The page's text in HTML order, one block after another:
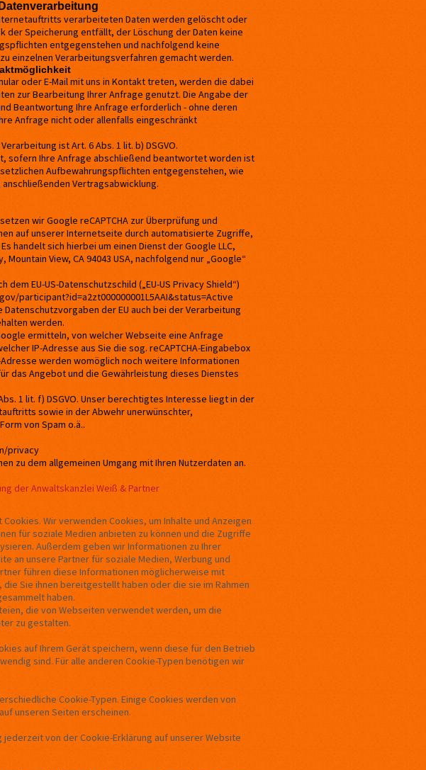
verarbeiteten Daten werden gelöscht oder
der Speicherung entfällt, der Löschung der Daten keine
entgegenstehen und nachfolgend keine
einzelnen Verarbeitungsverfahren gemacht werden.
oder E-Mail mit uns in Kontakt treten, werden die dabei
zur Bearbeitung Ihrer Anfrage genutzt. Die Angabe der
Beantwortung Ihre Anfrage erforderlich - ohne deren
Anfrage nicht oder allenfalls eingeschränkt
ist Art. 6 Abs. 1 lit. b) DSGVO.
sofern Ihre Anfrage abschließend beantwortet worden ist
Aufbewahrungspflichten entgegenstehen, wie
Vertragsabwicklung.
wir Google reCAPTCHA zur Überprüfung und
auf unserer Internetseite durch automatisierte Zugriffe,
handelt sich hierbei um einen Dienst der Google LLC,
Mountain View, CA 94043 USA, nachfolgend nur „Google“
dem EU-US-Datenschutzschild („EU-US Privacy Shield“)
participant?id=a2zt000000001L5AAI&status=Active
der EU auch bei der Verarbeitung
werden.
ermitteln, von welcher Webseite eine Anfrage
IP-Adresse aus Sie die sog. reCAPTCHA-Eingabebox
werden womöglich noch weitere Informationen
das Angebot und die Gewährleistung dieses Dienstes
1 lit. f) DSGVO. Unser berechtigtes Interesse liegt in der
sowie in der Abwehr unerwünschter,
von Spam o.ä..
privacy
zu dem allgemeinen Umgang mit Ihren Nutzerdaten an.
derAnwaltskanzlei Weiß & Partner
Wir verwenden Cookies, um Inhalte und Anzeigen
für soziale Medien anbieten zu können und die Zugriffe
Außerdem geben wir Informationen zu Ihrer
an unsere Partner für soziale Medien, Werbung und
führen diese Informationen möglicherweise mit
Sie ihnen bereitgestellt haben oder die sie im Rahmen
haben.
die von Webseiten verwendet werden, um die
zu gestalten.
auf Ihrem Gerät speichern, wenn diese für den Betrieb
sind. Für alle anderen Cookie-Typen benötigen wir
Cookie-Typen. Einige Cookies werden von
unseren Seiten erscheinen.
jederzeit von der Cookie-Erklärung auf unserer Website